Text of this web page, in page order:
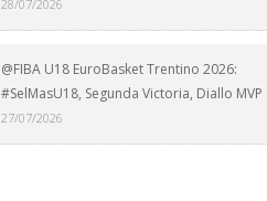
28/07/2026
@FIBA U18 EuroBasket Trentino 2026:
#SelMasU18, Segunda Victoria, Diallo MVP
27/07/2026